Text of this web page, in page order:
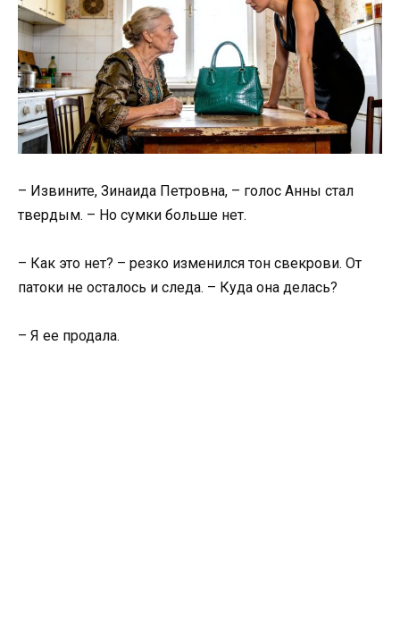
– Извините, Зинаида Петровна, – голос Анны стал
твердым. – Но сумки больше нет.
– Как это нет? – резко изменился тон свекрови. От
патоки не осталось и следа. – Куда она делась?
– Я ее продала.